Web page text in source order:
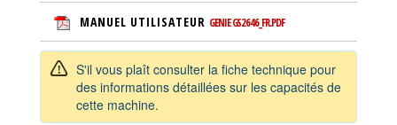
MANUEL UTILISATEUR GENIE GS2646_FR.PDF
S'il vous plaît consulter la fiche technique pour
des informations détaillées sur les capacités de
cette machine.